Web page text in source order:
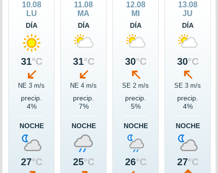
10.08
LU
DÍA
31°C
NE 3 m/s
precip.
4%
NOCHE
27°C
11.08
MA
DÍA
31°C
NE 4 m/s
precip.
7%
NOCHE
25°C
12.08
MI
DÍA
30°C
SE 2 m/s
precip.
5%
NOCHE
26°C
13.08
JU
DÍA
30°C
SE 3 m/s
precip.
4%
NOCHE
27°C